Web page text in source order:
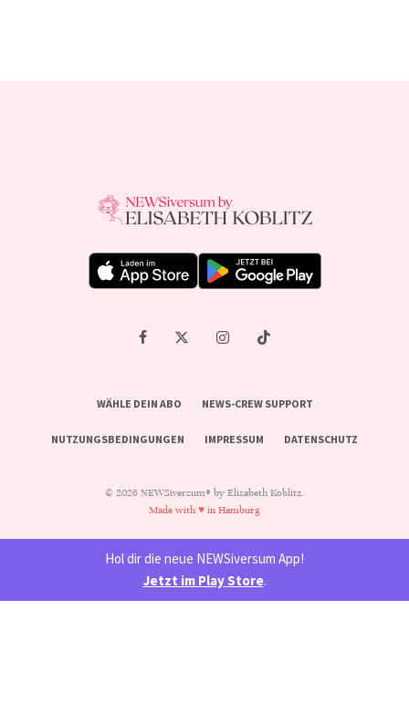
WÄHLE DEIN ABO NEWS-CREW SUPPORT
NUTZUNGSBEDINGUNGEN IMPRESSUM DATENSCHUTZ
© 2026 NEWSiversum® by Elisabeth Koblitz.
Made with ♥ in Hamburg
Hol dir die neue NEWSiversum App!
Jetzt im Play Store.